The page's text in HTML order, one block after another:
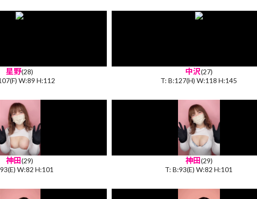
星野(28)
W:89 H:112
中沢(27)
T: B:127(H) W:118 H:145
神田(29)
W:82 H:101
神田(29)
T: B:93(E) W:82 H:101